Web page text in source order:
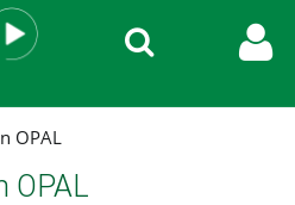
OPAL
OPAL